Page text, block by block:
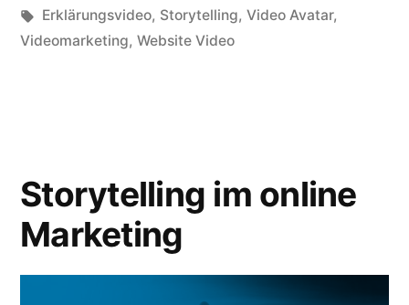
in
Schlagwörter:
Erklärungsvideo, Storytelling, Video Avatar,
Videomarketing, Website Video
Storytelling im online
Marketing